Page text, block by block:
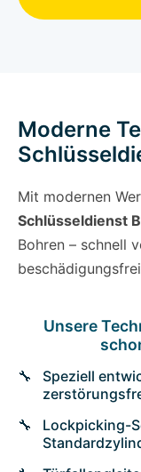
Moderne
Mit modernen
Schlüsseldienst
Bohren – schnell
Unsere
Speziell
Lockpicking-